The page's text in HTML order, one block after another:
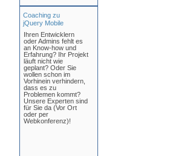
Coaching zu
jQuery Mobile
Ihren Entwicklern
oder Admins fehlt es
an Know-how und
Erfahrung? Ihr Projekt
läuft nicht wie
geplant? Oder Sie
wollen schon im
Vorhinein verhindern,
dass es zu
Problemen kommt?
Unsere Experten sind
für Sie da (Vor Ort
oder per
Webkonferenz)!